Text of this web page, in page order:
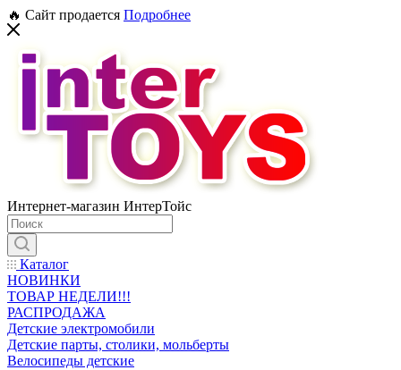
🔥 Сайт продается Подробнее
Интернет-магазин ИнтерТойс
Каталог
НОВИНКИ
ТОВАР НЕДЕЛИ!!!
РАСПРОДАЖА
Детские электромобили
Детские парты, столики, мольберты
Велосипеды детские